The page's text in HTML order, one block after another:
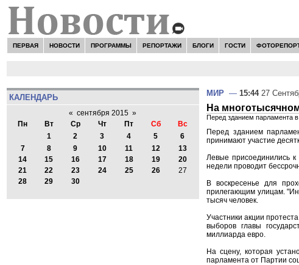
ПЕРВАЯ НОВОСТИ ПРОГРАММЫ РЕПОРТАЖИ БЛОГИ ГОСТИ
КАЛЕНДАРЬ
« сентября 2015 »
Пн
Вт Ср Чт Пт Сб
Вс
1
2 3 4 5
6
7
8 9 10 11 12
13
14
15 16 17 18 19
20
21
22 23 24 25 26
27
28
29 30
МИР — 15:4427
На
Перед зданием парламента
Перед зданием
принимают участие
Левые присоединились к
недели проводит
В воскресенье для
прилегающим улицам.
тысяч человек.
Участники акции
выборов главы
миллиарда евро.
На сцену, которая
парламента от Партии